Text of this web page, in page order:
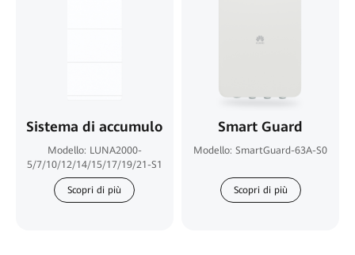
Sistema di accumulo
Modello: LUNA2000-
5/7/10/12/14/15/17/19/21-S1
Scopri di più
Smart Guard
Modello: SmartGuard-63A-S0
Scopri di più